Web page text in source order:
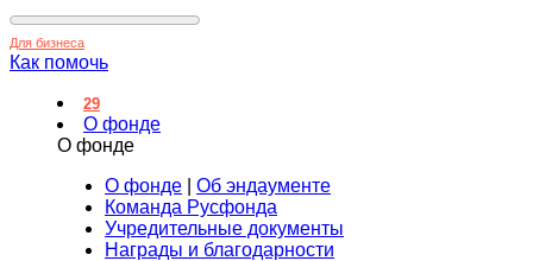
Для бизнеса
Как помочь
29
О фонде
О фонде
О фонде
Об эндаументе
Команда Русфонда
Учредительные документы
Награды и благодарности